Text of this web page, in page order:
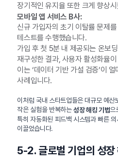
장기적인 유지율 또한 크게 향상
모바일 앱 서비스 B사:
신규 가입자의 초기 이탈률 문제
테스트를 수행했습니다.
가입 후 첫 5분 내 제공되는 온보
재구성한 결과, 사용자 활성화율
이는 ‘데이터 기반 가설 검증’이
사례입니다.
이처럼 국내 스타트업들은 대규모 예산
작은 실험을 반복하는성장 해킹 기법으
특히 자동화된 피드백 시스템과 빠른
이끌었습니다.
5-2. 글로벌 기업의 성장